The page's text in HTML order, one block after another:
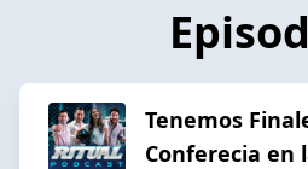
Tenemos
Conferecia en